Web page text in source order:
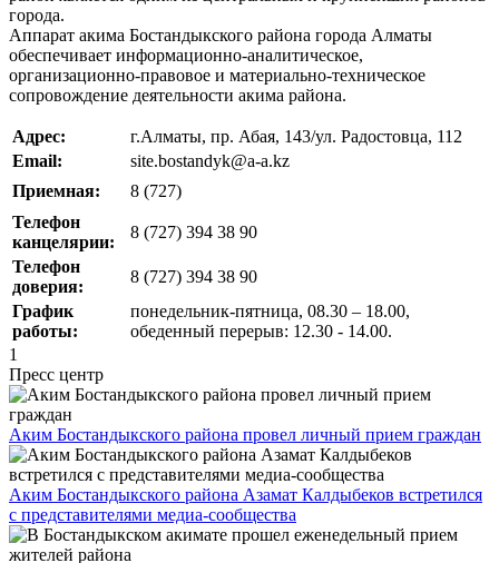
города.
Аппарат акима Бостандыкского района города Алматы
обеспечивает информационно-аналитическое,
организационно-правовое и материально-техническое
сопровождение деятельности акима района.
Адрес:
г.Алматы, пр. Абая, 143/ул. Радостовца, 112
Email:
site.bostandyk@a-a.kz
Приемная:
8 (727)
Телефон
канцелярии:
8 (727) 394 38 90
Телефон
доверия:
8 (727) 394 38 90
График
работы:
понедельник-пятница, 08.30 – 18.00,
обеденный перерыв: 12.30 - 14.00.
1
Пресс центр
Аким Бостандыкского района провел личный прием граждан
Аким Бостандыкского района Азамат Калдыбеков встретился
с представителями медиа-сообщества